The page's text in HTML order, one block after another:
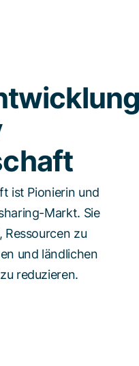
ist Pionierin und
Markt. Sie
zu
und ländlichen
reduzieren.